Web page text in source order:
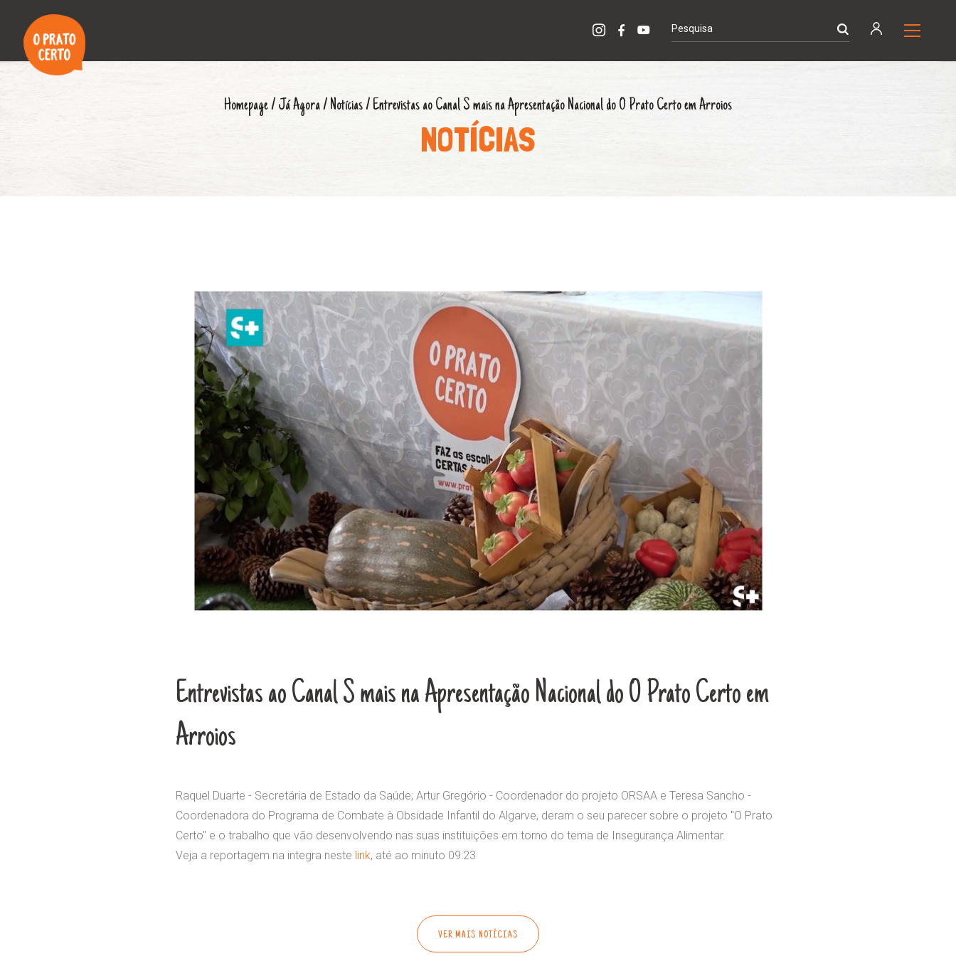
Homepage/ Já Agora/ Notícias/ Entrevistas ao Canal S mais na Apresentação Nacional do O Prato Certo em Arroios
NOTÍCIAS
Entrevistas ao Canal S mais na Apresentação Nacional do O Prato Certo em
Arroios
Raquel Duarte - Secretária de Estado da Saúde; Artur Gregório - Coordenador do projeto ORSAA e Teresa Sancho -
Coordenadora do Programa de Combate à Obsidade Infantil do Algarve, deram o seu parecer sobre o projeto "O Prato
Certo" e o trabalho que vão desenvolvendo nas suas instituições em torno do tema de Insegurança Alimentar.
Veja a reportagem na integra neste link, até ao minuto 09:23
VER MAIS NOTÍCIAS